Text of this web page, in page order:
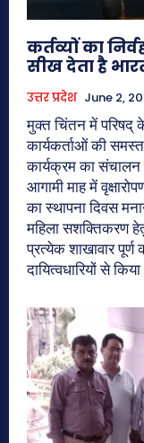
कर्तव्यों का
सीख देता है
उत्तर प्रदेश June 2,
मुक्त चिंतन में परिषद्
कार्यकर्ताओं की
कार्यक्रम का संचालन
आगामी माह में
का स्थापना दिवस
महिला सशक्तिकरण
प्रत्येक शाखावार
दायित्वधारियों से